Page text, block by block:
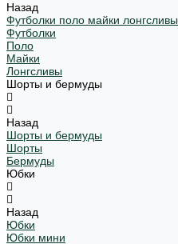
Назад
Футболки поло майки лонгсливы
Футболки
Поло
Майки
Лонгсливы
Шорты и бермуды
Назад
Шорты и бермуды
Шорты
Бермуды
Юбки
Назад
Юбки
Юбки мини